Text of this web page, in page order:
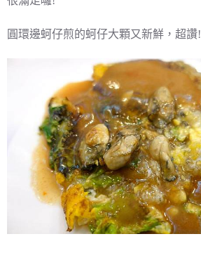
圓環邊蚵仔煎的蚵仔大顆又新鮮，超讚!